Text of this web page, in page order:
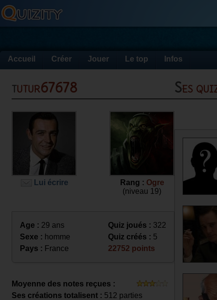
Accueil Créer Jouer Le top Infos
tutur67678
Lui écrire Rang : Ogre
(niveau 19)
Age : 29 ans
Sexe : homme
Pays : France
Quiz joués : 322
Quiz créés : 5
22752 points
Moyenne des notes reçues :
Ses créations totalisent : 512 parties
Ses